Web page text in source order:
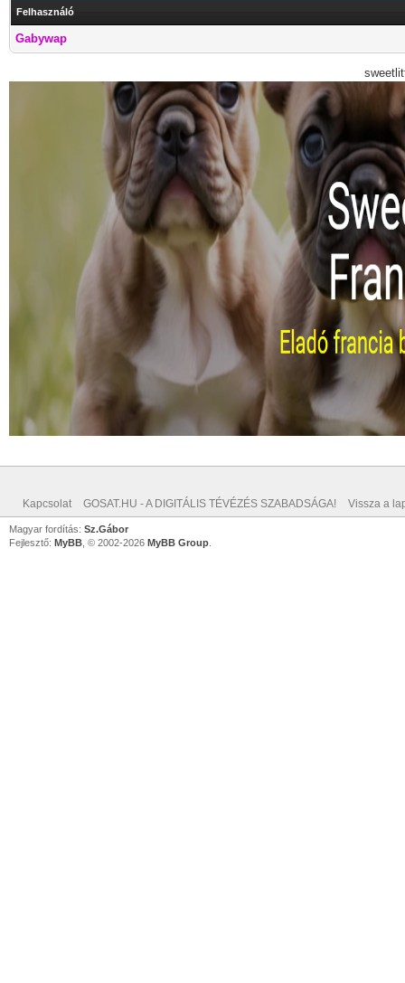
Felhasználó
Gabywap
Kapcsolat GOSAT.HU - A DIGITÁLIS TÉVÉZÉS SZABADSÁGA! Vissza a
Magyar fordítás: Sz.Gábor
Fejlesztő: MyBB , © 2002-2026 MyBB Group